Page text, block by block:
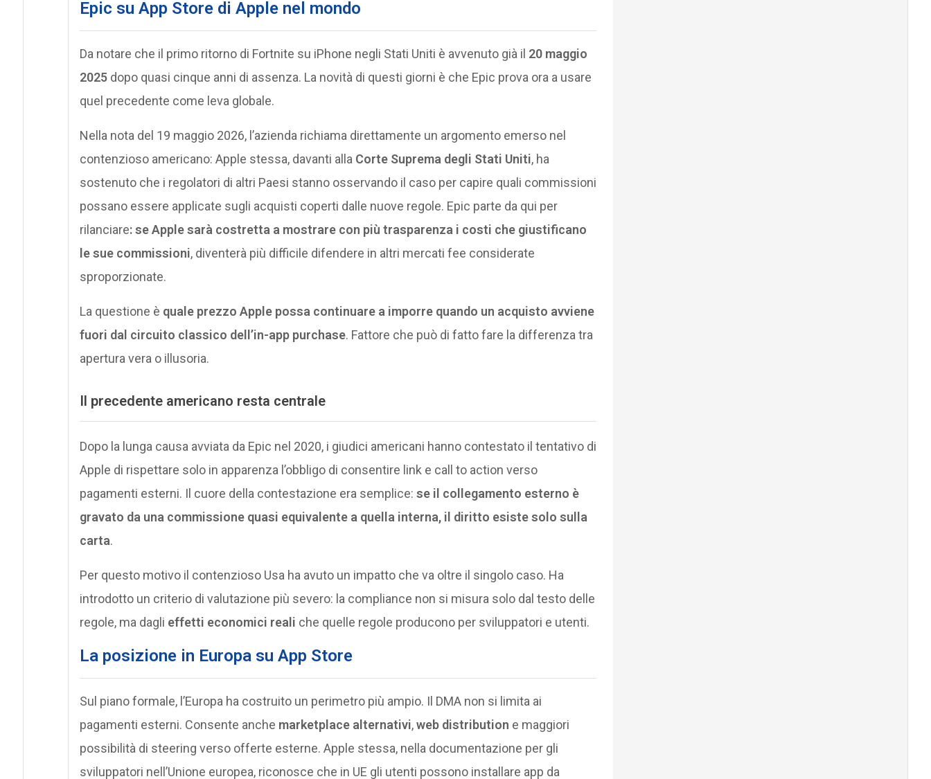
Epic su App Store di Apple nel mondo
Da notare che il primo ritorno di Fortnite su iPhone negli Stati Uniti è avvenuto già il 20 maggio
2025dopo quasi cinque anni di assenza. La novità di questi giorni è che Epic prova ora a usare
quel precedente come leva globale.
Nella nota del 19 maggio 2026, l’azienda richiama direttamente un argomento emerso nel
contenzioso americano: Apple stessa, davanti alla Corte Suprema degli Stati Uniti, ha
sostenuto che i regolatori di altri Paesi stanno osservando il caso per capire quali commissioni
possano essere applicate sugli acquisti coperti dalle nuove regole. Epic parte da qui per
rilanciare: se Apple sarà costretta a mostrare con più trasparenza i costi che giustificano
le sue commissioni, diventerà più difficile difendere in altri mercati fee considerate
sproporzionate.
La questione è quale prezzo Apple possa continuare a imporre quando un acquisto avviene
fuori dal circuito classico dell’in-app purchase. Fattore che può di fatto fare la differenza tra
apertura vera o illusoria.
Il precedente americano resta centrale
Dopo la lunga causa avviata da Epic nel 2020, i giudici americani hanno contestato il tentativo di
Apple di rispettare solo in apparenza l’obbligo di consentire link e call to action verso
pagamenti esterni. Il cuore della contestazione era semplice: se il collegamento esterno è
gravato da una commissione quasi equivalente a quella interna, il diritto esiste solo sulla
carta.
Per questo motivo il contenzioso Usa ha avuto un impatto che va oltre il singolo caso. Ha
introdotto un criterio di valutazione più severo: la compliance non si misura solo dal testo delle
regole, ma dagli effetti economici reali che quelle regole producono per sviluppatori e utenti.
La posizione in Europa su App Store
Sul piano formale, l’Europa ha costruito un perimetro più ampio. Il DMA non si limita ai
pagamenti esterni. Consente anche marketplace alternativi,web distribution e maggiori
possibilità di steering verso offerte esterne. Apple stessa, nella documentazione per gli
sviluppatori nell’Unione europea, riconosce che in UE gli utenti possono installare app da